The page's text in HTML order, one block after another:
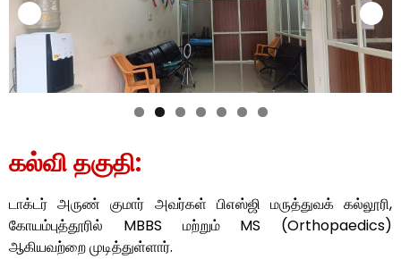
கல்வி தகுதி:
டாக்டர் அருண் குமார் அவர்கள் பிஎஸ்ஜி மருத்துவக் கல்லூரி,
கோயம்புத்தூரில் MBBS மற்றும் MS (Orthopaedics)
ஆகியவற்றை முடித்துள்ளார்.